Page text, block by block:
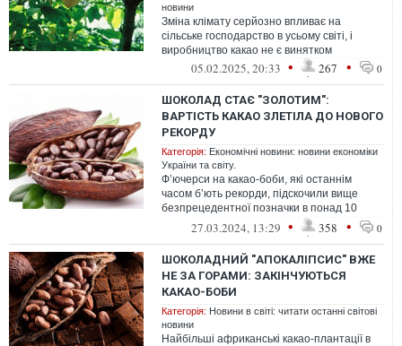
новини
Зміна клімату серйозно впливає на
сільське господарство в усьому світі, і
виробництво какао не є винятком
05.02.2025, 20:33 • 267 • 0
ШОКОЛАД СТАЄ "ЗОЛОТИМ":
ВАРТІСТЬ КАКАО ЗЛЕТІЛА ДО НОВОГО
РЕКОРДУ
Категорія: Економічні новини: новини економіки
України та світу.
Ф’ючерси на какао-боби, які останнім
часом б’ють рекорди, підскочили вище
безпрецедентної позначки в понад 10
тисяч доларів за тонну, що призведе до п...
27.03.2024, 13:29 • 358 • 0
ШОКОЛАДНИЙ "АПОКАЛІПСИС" ВЖЕ
НЕ ЗА ГОРАМИ: ЗАКІНЧУЮТЬСЯ
КАКАО-БОБИ
Категорія: Новини в світі: читати останні світові
новини
Найбільші африканські какао-плантації в